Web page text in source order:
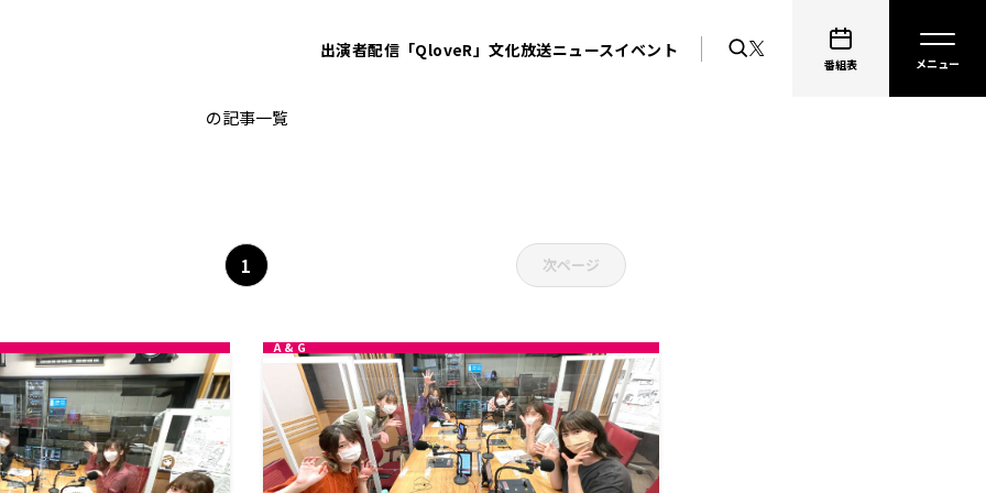
出演者配信「QloveR」文化放送ニュースイベント
番組表
キミまち！
の記事一覧
1 次ページ